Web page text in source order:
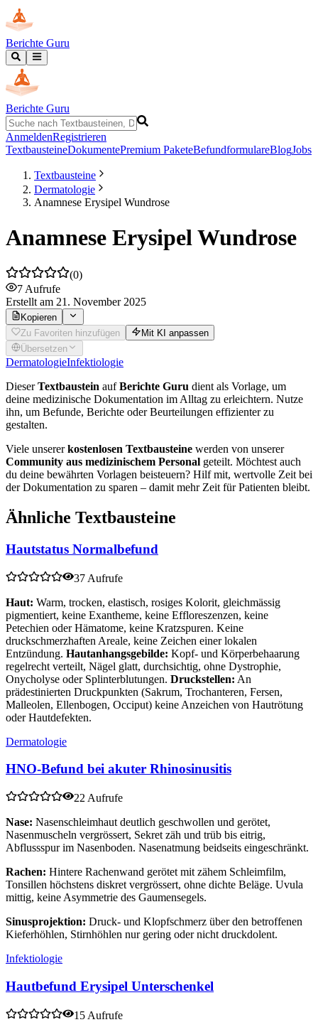
Berichte Guru
Berichte Guru
AnmeldenRegistrieren
TextbausteineDokumentePremium PaketeBefundformulareBlogJobs
Textbausteine
Dermatologie
Anamnese Erysipel Wundrose
Anamnese Erysipel Wundrose
(0)
7 Aufrufe
Erstellt am 21. November 2025
Kopieren
Zu Favoriten hinzufügen
Mit KI anpassen
Übersetzen
DermatologieInfektiologie
DieserTextbaustein aufBerichte Guru dient als Vorlage, um
deine medizinische Dokumentation im Alltag zu erleichtern. Nutze
ihn, um Befunde, Berichte oder Beurteilungen effizienter zu
gestalten.
Viele unsererkostenlosen Textbausteine werden von unserer
Community aus medizinischem Personal geteilt. Möchtest auch
du deine bewährten Vorlagen beisteuern? Hilf mit, wertvolle Zeit bei
der Dokumentation zu sparen – damit mehr Zeit für Patienten bleibt.
Ähnliche Textbausteine
Hautstatus Normalbefund
37 Aufrufe
Haut: Warm, trocken, elastisch, rosiges Kolorit, gleichmässig
pigmentiert, keine Exantheme, keine Effloreszenzen, keine
Petechien oder Hämatome, keine Kratzspuren. Keine
druckschmerzhaften Areale, keine Zeichen einer lokalen
Entzündung. Hautanhangsgebilde: Kopf- und Körperbehaarung
regelrecht verteilt, Nägel glatt, durchsichtig, ohne Dystrophie,
Onycholyse oder Splinterblutungen. Druckstellen: An
prädestinierten Druckpunkten (Sakrum, Trochanteren, Fersen,
Malleolen, Ellenbogen, Occiput) keine Anzeichen von Hautrötung
oder Hautdefekten.
Dermatologie
HNO-Befund bei akuter Rhinosinusitis
22 Aufrufe
Nase: Nasenschleimhaut deutlich geschwollen und gerötet,
Nasenmuscheln vergrössert, Sekret zäh und trüb bis eitrig,
Abflussspur im Nasenboden. Nasenatmung beidseits eingeschränkt.
Rachen: Hintere Rachenwand gerötet mit zähem Schleimfilm,
Tonsillen höchstens diskret vergrössert, ohne dichte Beläge. Uvula
mittig, keine Asymmetrie des Gaumensegels.
Sinusprojektion: Druck- und Klopfschmerz über den betroffenen
Kieferhöhlen, Stirnhöhlen nur gering oder nicht druckdolent.
Infektiologie
Hautbefund Erysipel Unterschenkel
15 Aufrufe